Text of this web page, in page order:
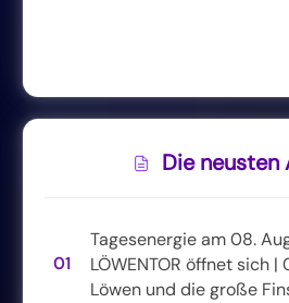
Die neusten
01
Tagesenergie am 08.
LÖWENTOR öffnet sich
Löwen und die große